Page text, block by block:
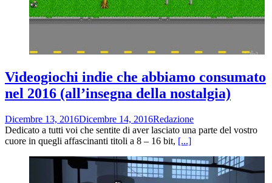
Videogiochi indie che abbiamo consumato
nel 2016 (all’insegna della nostalgia)
Dicembre 13, 2016Dicembre 14, 2016Redazione
Dedicato a tutti voi che sentite di aver lasciato una parte del vostro
cuore in quegli affascinanti titoli a 8 – 16 bit, [...]